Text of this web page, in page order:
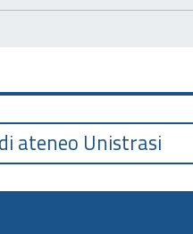
ateneo Unistrasi